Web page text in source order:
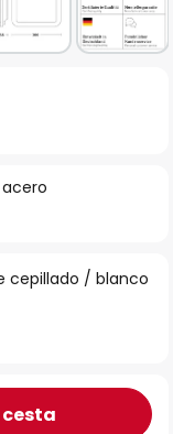
acero
cepillado / blanco